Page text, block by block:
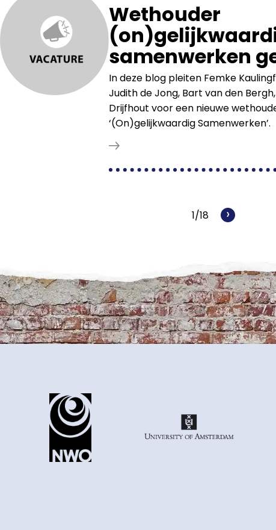
Wethouder
samenwerken
In deze blog pleiten Femke
Judith de Jong, Bart van den
Drijfhout voor een nieuwe
‘(On)gelijkwaardig Samenwerken’.
1/18 ›